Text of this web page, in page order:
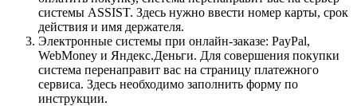
системы ASSIST. Здесь нужно ввести номер карты, срок
действия и имя держателя.
Электронные системы при онлайн-заказе: PayPal,
WebMoney и Яндекс.Деньги. Для совершения покупки
система перенаправит вас на страницу платежного
сервиса. Здесь необходимо заполнить форму по
инструкции.